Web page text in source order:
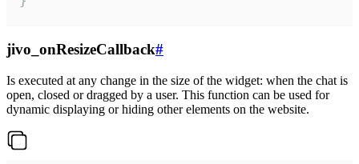
jivo_onResizeCallback#
Is executed at any change in the size of the widget: when the chat is
open, closed or dragged by a user. This function can be used for
dynamic displaying or hiding other elements on the website.